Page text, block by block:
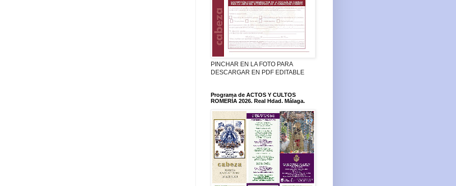
PINCHAR EN LA FOTO PARA
DESCARGAR EN PDF EDITABLE
Programa de ACTOS Y CULTOS
ROMERÍA 2026. Real Hdad. Málaga.